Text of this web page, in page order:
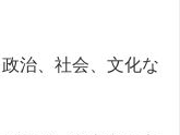
治、社会、文化な